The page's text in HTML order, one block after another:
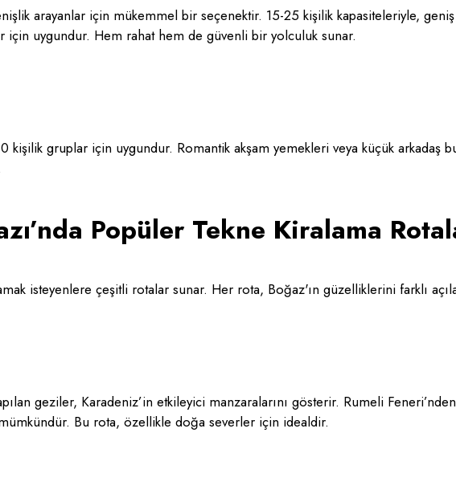
arayanlar için mükemmel bir seçenektir. 15-25 kişilik kapasiteleriyle,
için uygundur. Hem rahat hem de güvenli bir yolculuk sunar.
kişilik gruplar için uygundur. Romantik akşam yemekleri veya küçük arkadaş
Popüler Tekne Kiralama
isteyenlere çeşitli rotalar sunar. Her rota, Boğaz'ın güzelliklerini farklı
geziler, Karadeniz’in etkileyici manzaralarını gösterir. Rumeli
Bu rota, özellikle doğa severler için idealdir.